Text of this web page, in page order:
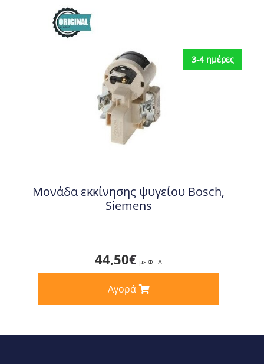
3-4 ημέρες
Μονάδα εκκίνησης ψυγείου Bosch,
Siemens
44,50€ με ΦΠΑ
Αγορά